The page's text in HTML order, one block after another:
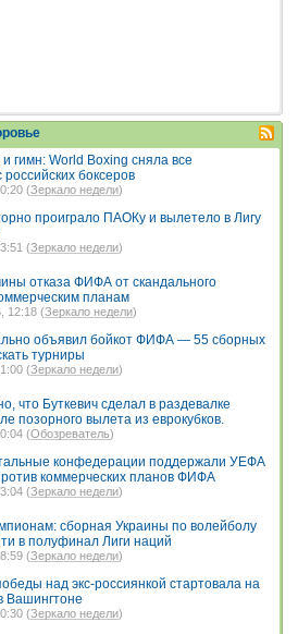
гимн: World Boxing сняла все
российских боксеров
(Зеркало недели)
проиграло ПАОКу и вылетело в Лигу
(Зеркало недели)
отказа ФИФА от скандального
планам
12:18 (Зеркало недели)
объявил бойкот ФИФА — 55 сборных
турниры
(Зеркало недели)
что Буткевич сделал в раздевалке
позорного вылета из еврокубков.
(Обозреватель)
конфедерации поддержали УЕФА
коммерческих планов ФИФА
(Зеркало недели)
сборная Украины по волейболу
в полуфинал Лиги наций
(Зеркало недели)
над экс-россиянкой стартовала на
Вашингтоне
(Зеркало недели)